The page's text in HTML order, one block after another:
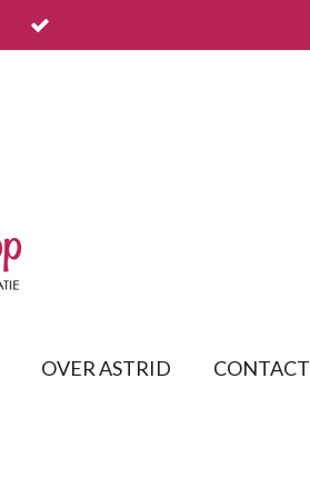
OVER ASTRID CONTACT